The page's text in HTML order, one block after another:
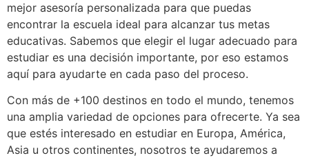
mejor asesoría personalizada para que puedas
encontrar la escuela ideal para alcanzar tus metas
educativas. Sabemos que elegir el lugar adecuado para
estudiar es una decisión importante, por eso estamos
aquí para ayudarte en cada paso del proceso.
Con más de +100 destinos en todo el mundo, tenemos
una amplia variedad de opciones para ofrecerte. Ya sea
que estés interesado en estudiar en Europa, América,
Asia u otros continentes, nosotros te ayudaremos a